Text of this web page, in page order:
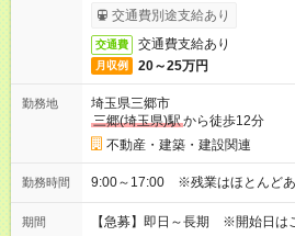
交通費別途支給あり
交通費 交通費支給あり
月収例 20～25万円
勤務地
埼玉県三郷市
三郷(埼玉県)駅から徒歩12分
不動産・建築・建設関連
勤務時間 9:00～17:00 ※残業はほとんどあ
期間 【急募】即日～長期 ※開始日は